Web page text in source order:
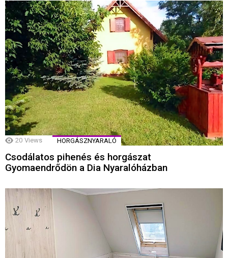
20 Views HORGÁSZNYARALÓ
Csodálatos pihenés és horgászat
Gyomaendrődön a Dia Nyaralóházban